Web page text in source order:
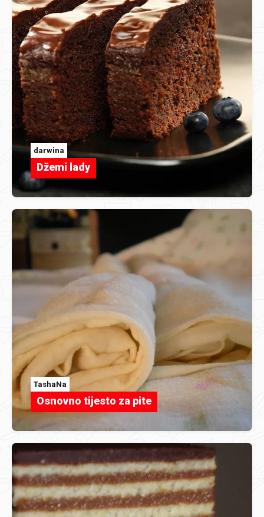
darwina
Džemi lady
TashaNa
Osnovno tijesto za pite